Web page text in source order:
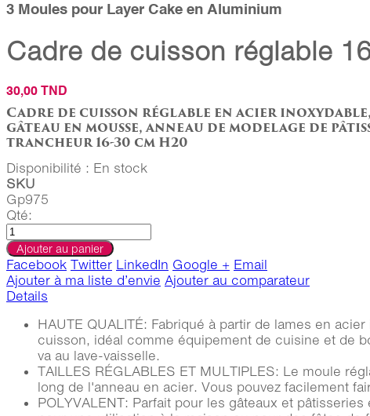
3 Moules pour Layer Cake en Aluminium
Cadre de cuisson réglable
30,00 TND
Cadre de cuisson réglable en acier
gâteau en mousse, anneau de modelage de
trancheur 16-30 cm H20
Disponibilité : En stock
SKU
Gp975
Qté:
Ajouter au panier
Facebook Twitter LinkedIn Google + Email
Ajouter à ma liste d’envie Ajouter au comparateur
Details
HAUTE QUALITÉ: Fabriqué à partir de lames en
cuisson, idéal comme équipement de cuisine et de
va au lave-vaisselle.
TAILLES RÉGLABLES ET MULTIPLES: Le moule
long de l'anneau en acier. Vous pouvez facilement
POLYVALENT: Parfait pour les gâteaux et